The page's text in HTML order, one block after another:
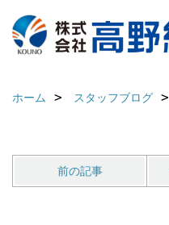
ホーム スタッフブログ
前の記事